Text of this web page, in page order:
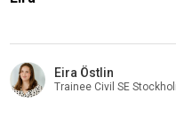
Eira Östlin
Trainee Civil SE